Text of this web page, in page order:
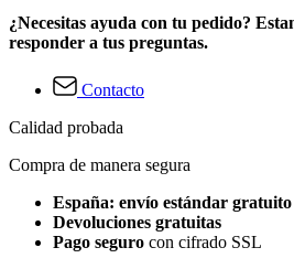
¿Necesitas ayuda con tu pedido?
responder a tus preguntas.
Contacto
Calidad probada
Compra de manera segura
España: envío estándar gratuito
Devoluciones gratuitas
Pago seguro con cifrado SSL